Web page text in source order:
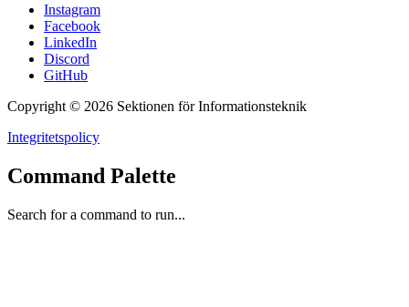
Instagram
Facebook
LinkedIn
Discord
GitHub
Copyright © 2026 Sektionen för Informationsteknik
Integritetspolicy
Command Palette
Search for a command to run...